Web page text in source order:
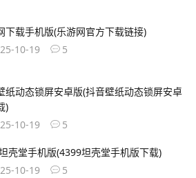
下载手机版(乐游网官方下载链接)
10-19
5
纸动态锁屏安卓版(抖音壁纸动态锁屏安卓
)
10-19
5
壳堂手机版(4399坦壳堂手机版下载)
10-19
5